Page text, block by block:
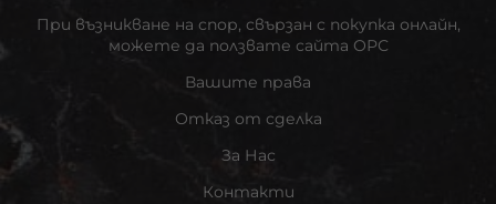
При възникване на спор, свързан с покупка онлайн,
можете да ползвате сайта ОРС
Вашите права
Отказ от сделка
За Нас
Контакти